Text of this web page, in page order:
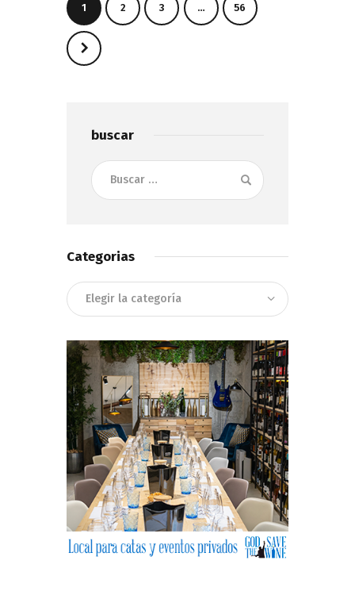
de
entradas
PAGE
1 PAGE
2 PAGE
3 … PAGE
56
buscar
Buscar:
Categorias
Categorias